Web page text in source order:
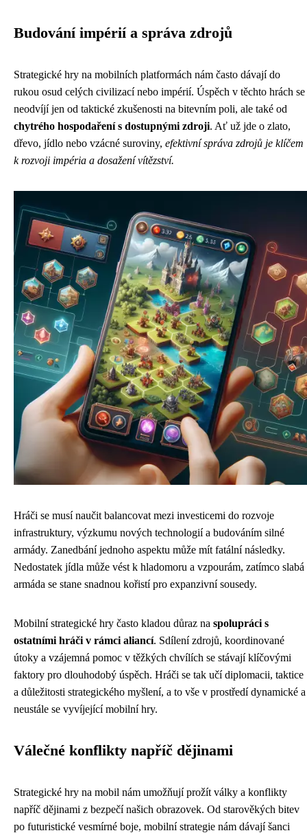
Budování impérií a správa zdrojů
Strategické hry na mobilních platformách nám často dávají do
rukou osud celých civilizací nebo impérií. Úspěch v těchto hrách se
neodvíjí jen od taktické zkušenosti na bitevním poli, ale také od
chytrého hospodaření s dostupnými zdroji. Ať už jde o zlato,
dřevo, jídlo nebo vzácné suroviny, efektivní správa zdrojů je klíčem
k rozvoji impéria a dosažení vítězství.
Hráči se musí naučit balancovat mezi investicemi do rozvoje
infrastruktury, výzkumu nových technologií a budováním silné
armády. Zanedbání jednoho aspektu může mít fatální následky.
Nedostatek jídla může vést k hladomoru a vzpourám, zatímco slabá
armáda se stane snadnou kořistí pro expanzivní sousedy.
Mobilní strategické hry často kladou důraz na spolupráci s
ostatními hráči v rámci aliancí. Sdílení zdrojů, koordinované
útoky a vzájemná pomoc v těžkých chvílích se stávají klíčovými
faktory pro dlouhodobý úspěch. Hráči se tak učí diplomacii, taktice
a důležitosti strategického myšlení, a to vše v prostředí dynamické a
neustále se vyvíjející mobilní hry.
Válečné konflikty napříč dějinami
Strategické hry na mobil nám umožňují prožít války a konflikty
napříč dějinami z bezpečí našich obrazovek. Od starověkých bitev
po futuristické vesmírné boje, mobilní strategie nám dávají šanci